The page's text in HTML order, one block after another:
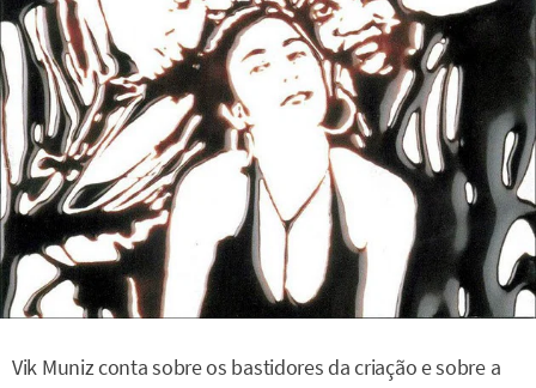
Vik Muniz conta sobre os bastidores da criação e sobre a